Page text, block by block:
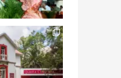
Esta
en la
el...